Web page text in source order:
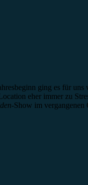
ging es für
eher immer zu
-Show im